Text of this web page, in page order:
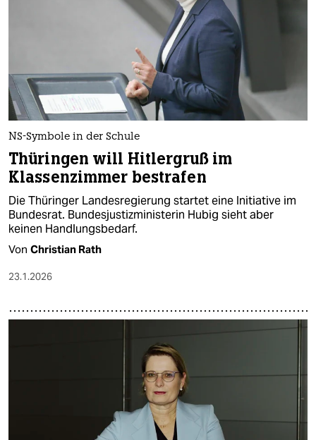
NS-Symbole in der Schule
Thüringen will Hitlergruß im
Klassenzimmer bestrafen
Die Thüringer Landesregierung startet eine Initiative im
Bundesrat. Bundesjustizministerin Hubig sieht aber
keinen Handlungsbedarf.
Von Christian Rath
23.1.2026